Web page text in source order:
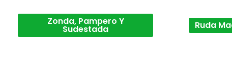
Zonda, Pampero Y
Sudestada Ruda